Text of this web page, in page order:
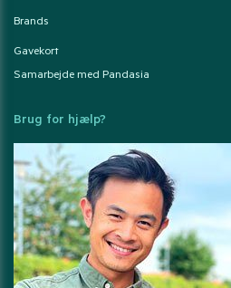
Brands
Gavekort
Samarbejde med Pandasia
Brug for hjælp?